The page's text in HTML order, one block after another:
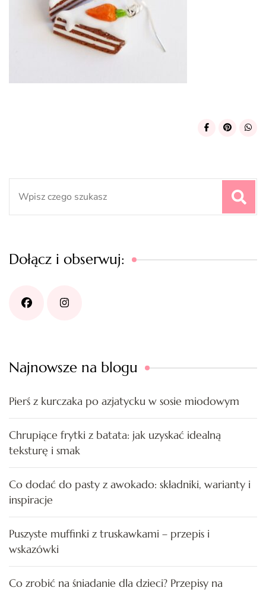
Dołącz i obserwuj:
Najnowsze na blogu
Pierś z kurczaka po azjatycku w sosie miodowym
Chrupiące frytki z batata: jak uzyskać idealną
teksturę i smak
Co dodać do pasty z awokado: składniki, warianty i
inspiracje
Puszyste muffinki z truskawkami – przepis i
wskazówki
Co zrobić na śniadanie dla dzieci? Przepisy na